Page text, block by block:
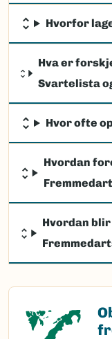
Hvorfor
Hva er
Svartelista
Hvor ofte
Hvordan
Hvordan